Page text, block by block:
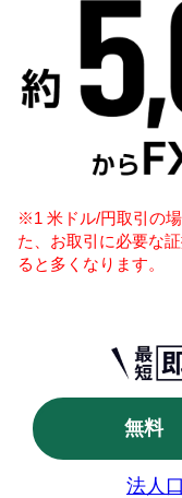
※1 米ドル/円取引の
た、お取引に必要な
ると多くなります。
無料
法人